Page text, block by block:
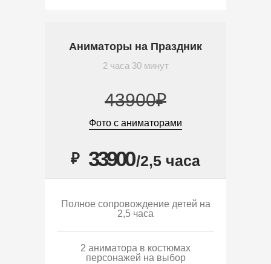
Аниматоры на Праздник
2 часа 30 минут
43900₽
Фото с аниматорами
₽ 33900/2,5 часа
Полное сопровождение детей на
2,5 часа
2 аниматора в костюмах
персонажей на выбор